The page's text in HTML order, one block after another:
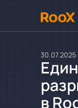
30.07.2025
в